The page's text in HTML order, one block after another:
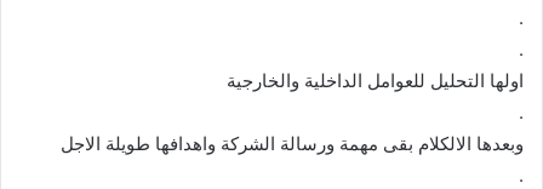
.
.
اولها التحليل للعوامل الداخلية والخارجية
.
وبعدها الالكلام بقى مهمة ورسالة الشركة واهدافها طويلة الاجل
.